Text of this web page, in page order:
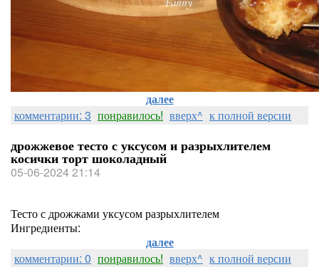
далее
комментарии: 3 понравилось! вверх^ к полной версии
дрожжевое тесто с уксусом и разрыхлителем
косички торт шоколадный
05-06-2024 21:14
Тесто с дрожжами уксусом разрыхлителем
Ингредиенты:
далее
комментарии: 0 понравилось! вверх^ к полной версии